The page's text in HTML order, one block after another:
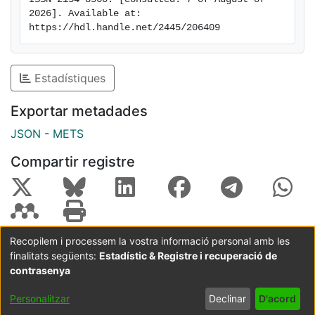
2026]. Available at:
https://hdl.handle.net/2445/206409
Estadístiques
Exportar metadades
JSON - METS
Compartir registre
Coordinació:CRAI UB Avís legal
Metadades
subjectes a:
Configuració
de cookies
privadesa
Recopilem i processem la vostra informació personal amb les
finalitats següents: Estadístic & Registre i recuperació de
contrasenya
Personalitzar Declinar D'acord